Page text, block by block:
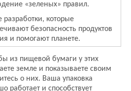
«зеленых» правил.
разработки, которые
безопасность продуктов
и помогают планете.
из пищевой бумаги у этих
земле и показываете своим
о них. Ваша упаковка
работает и способствует